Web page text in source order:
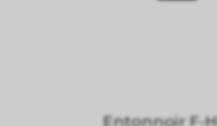
Entonnoir F-